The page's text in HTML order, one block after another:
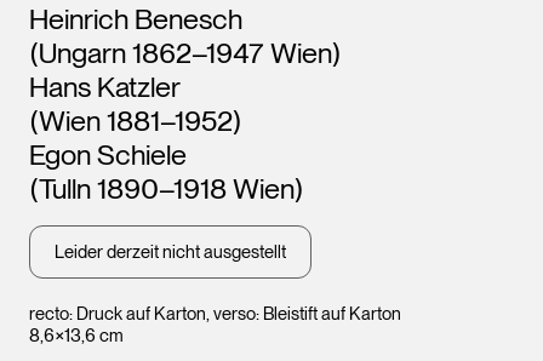
Leopold Museum,
Wien
recto: Druck auf Karton, verso: Bleistift auf Karton
8,6×13,6 cm
Künstler*innen
Heinrich Benesch
(Ungarn 1862–1947 Wien)
Hans Katzler
(Wien 1881–1952)
Egon Schiele
(Tulln 1890–1918 Wien)
Leider derzeit nicht ausgestellt